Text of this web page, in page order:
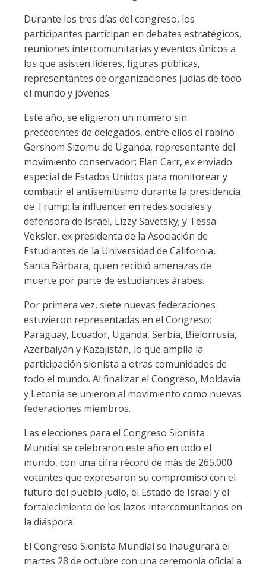
Durante los tres días del congreso, los
participantes participan en debates estratégicos,
reuniones intercomunitarias y eventos únicos a
los que asisten líderes, figuras públicas,
representantes de organizaciones judías de todo
el mundo y jóvenes.
Este año, se eligieron un número sin
precedentes de delegados, entre ellos el rabino
Gershom Sizomu de Uganda, representante del
movimiento conservador; Elan Carr, ex enviado
especial de Estados Unidos para monitorear y
combatir el antisemitismo durante la presidencia
de Trump; la influencer en redes sociales y
defensora de Israel, Lizzy Savetsky; y Tessa
Veksler, ex presidenta de la Asociación de
Estudiantes de la Universidad de California,
Santa Bárbara, quien recibió amenazas de
muerte por parte de estudiantes árabes.
Por primera vez, siete nuevas federaciones
estuvieron representadas en el Congreso:
Paraguay, Ecuador, Uganda, Serbia, Bielorrusia,
Azerbaiyán y Kazajistán, lo que amplía la
participación sionista a otras comunidades de
todo el mundo. Al finalizar el Congreso, Moldavia
y Letonia se unieron al movimiento como nuevas
federaciones miembros.
Las elecciones para el Congreso Sionista
Mundial se celebraron este año en todo el
mundo, con una cifra récord de más de 265.000
votantes que expresaron su compromiso con el
futuro del pueblo judío, el Estado de Israel y el
fortalecimiento de los lazos intercomunitarios en
la diáspora.
El Congreso Sionista Mundial se inaugurará el
martes 28 de octubre con una ceremonia oficial a